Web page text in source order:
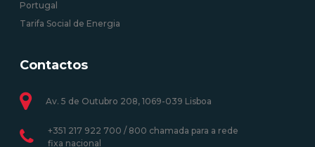
Portugal
Tarifa Social de Energia
Contactos
Av. 5 de Outubro 208, 1069-039 Lisboa
+351 217 922 700 / 800 chamada para a rede
fixa nacional